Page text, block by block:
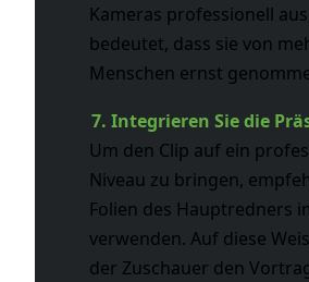
Kameras professionell
bedeutet, dass sie von
Menschen ernst
7. Integrieren Sie die
Um den Clip auf ein
Niveau zu bringen,
Folien des Hauptredners
verwenden. Auf diese
der Zuschauer den